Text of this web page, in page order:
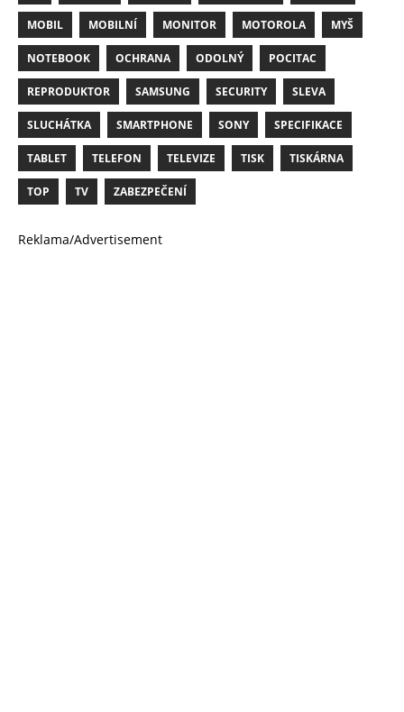
MOBIL MOBILNÍ MONITOR MOTOROLA MYŠ
NOTEBOOK OCHRANA ODOLNÝ POCITAC
REPRODUKTOR SAMSUNG SECURITY SLEVA
SLUCHÁTKA SMARTPHONE SONY SPECIFIKACE
TABLET TELEFON TELEVIZE TISK TISKÁRNA
TOP TV ZABEZPEČENÍ
Reklama/Advertisement